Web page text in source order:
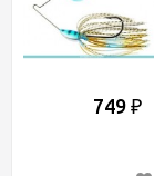
749 ₽